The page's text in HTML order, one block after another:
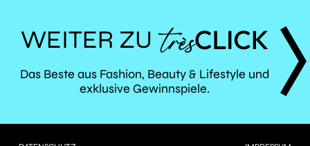
WEITER ZU
TRÈS
CLICK
Das Beste aus Fashion, Beauty & Lifestyle und
exklusive Gewinnspiele.